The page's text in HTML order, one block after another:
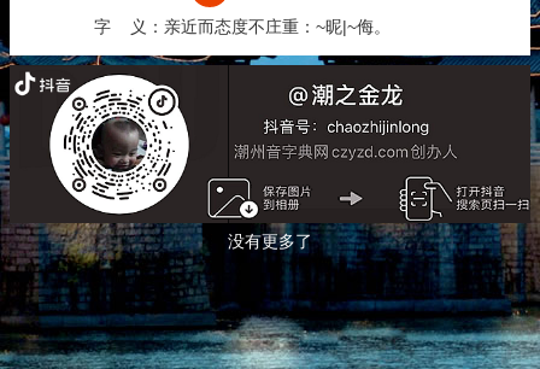
字 义：亲近而态度不庄重：~昵|~侮。
没有更多了